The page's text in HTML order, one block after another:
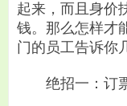
起来，而且身价
钱。那么怎样才
门的员工告诉你
绝招一：订